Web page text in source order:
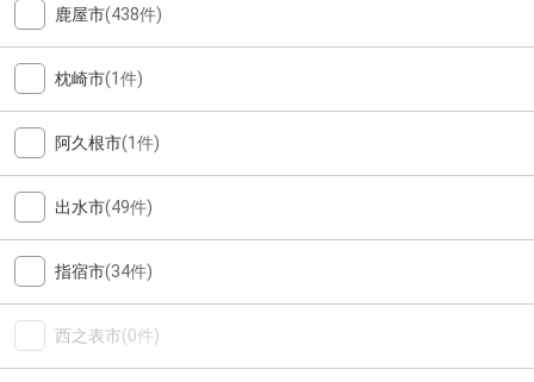
鹿屋市(438件)
枕崎市(1件)
阿久根市(1件)
出水市(49件)
指宿市(34件)
西之表市(0件)